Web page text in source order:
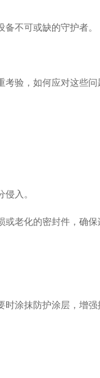
不可或缺的守护者。
验，如何应对这些问
入。
老化的密封件，确保
涂抹防护涂层，增强